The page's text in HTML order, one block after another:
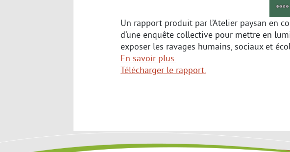
Un rapport produit par l’Atelier paysan en
d’une enquête collective pour mettre en
exposer les ravages humains, sociaux et
En savoir plus.
Télécharger le rapport.